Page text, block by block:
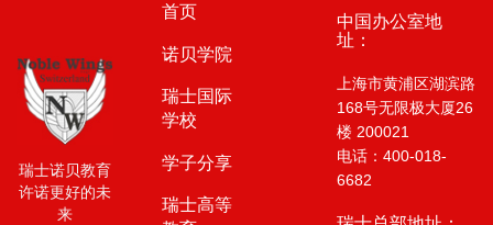
瑞士诺贝教育
许诺更好的未
来
首页
诺贝学院
瑞士国际
学校
学子分享
瑞士高等
中国办公室地
址：
上海市黄浦区湖滨路
168号无限极大厦26
楼 200021
电话：400-018-
6682